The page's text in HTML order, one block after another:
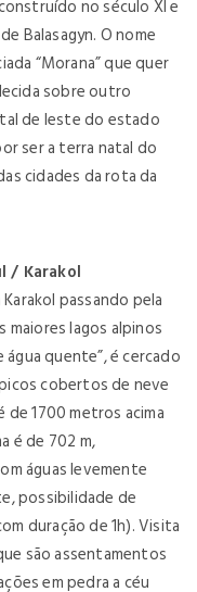
no século XI e
Balasagyn. O nome
“Morana” que quer
sobre outro
de leste do estado
ser a terra natal do
cidades da rota da
/ Karakol
passando pela
maiores lagos alpinos
quente”, é cercado
cobertos de neve
1700 metros acima
é de 702 m,
águas levemente
possibilidade de
duração de 1h). Visita
são assentamentos
em pedra a céu